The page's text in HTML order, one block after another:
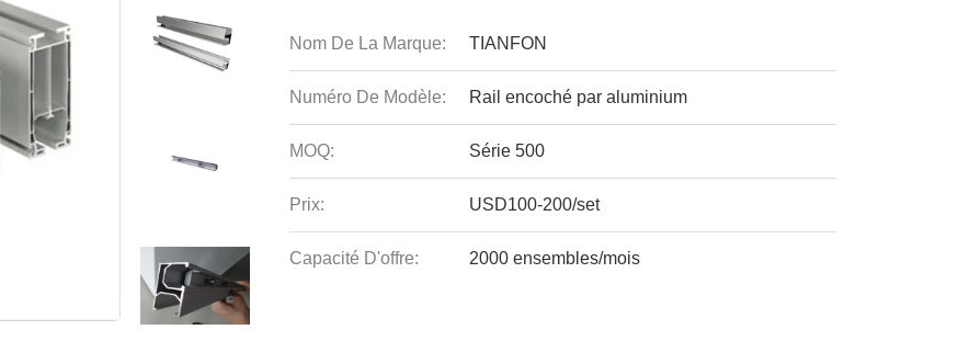
Nom De La Marque: TIANFON
Numéro De Modèle: Rail encoché par aluminium
MOQ: Série 500
Prix: USD100-200/set
Capacité D'offre: 2000 ensembles/mois